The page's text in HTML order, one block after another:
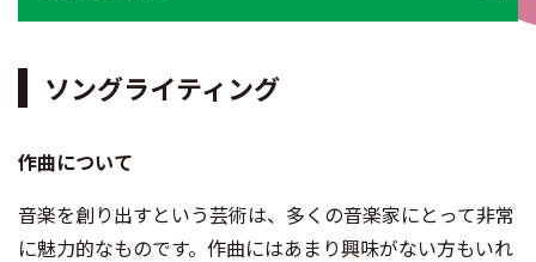
ソングライティング
作曲について
音楽を創り出すという芸術は、多くの音楽家にとって非常
に魅力的なものです。作曲にはあまり興味がない方もいれ